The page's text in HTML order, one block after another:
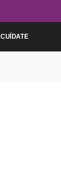
CUÍDATE